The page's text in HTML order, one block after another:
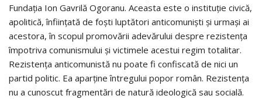
Fundaţia Ion Gavrilă Ogoranu. Aceasta este o instituţie civică,
apolitică, înfiinţată de foşti luptători anticomunişti şi urmaşi ai
acestora, în scopul promovării adevărului despre rezistenţa
împotriva comunismului şi victimele acestui regim totalitar.
Rezistenţa anticomunistă nu poate fi confiscată de nici un
partid politic. Ea aparţine întregului popor român. Rezistenţa
nu a cunoscut fragmentări de natură ideologică sau socială.